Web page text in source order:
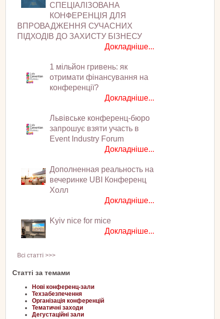
СПЕЦІАЛІЗОВАНА
КОНФЕРЕНЦІЯ ДЛЯ
ВПРОВАДЖЕННЯ СУЧАСНИХ
ПІДХОДІВ ДО ЗАХИСТУ БІЗНЕСУ
Докладніше...
1 мільйон гривень: як
отримати фінансування на
конференції?
Докладніше...
Львівське конференц-бюро
запрошує взяти участь в
Event Industry Forum
Докладніше...
Дополненная реальность на
вечеринке UBI Конференц
Холл
Докладніше...
Kyiv nice for mice
Докладніше...
Всі статті >>>
Статті за темами
Нові конференц-зали
Техзабезпечення
Організація конференцій
Тематичні заходи
Дегустаційні зали